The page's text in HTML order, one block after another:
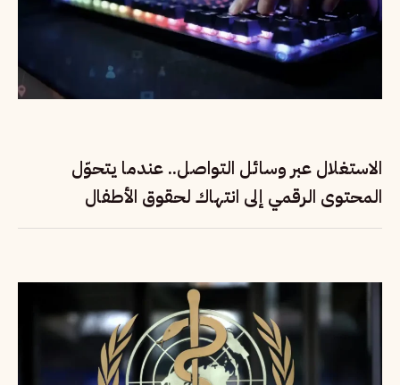
الاستغلال عبر وسائل التواصل.. عندما يتحوّل
المحتوى الرقمي إلى انتهاك لحقوق الأطفال